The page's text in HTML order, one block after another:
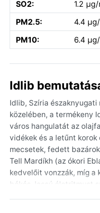
SO2:
1.2 µg/
PM2.5:
4.4
PM10:
6.4
Idlib
Idlib, Szíria
közelében, a termékeny
város hangulatát az
vidékek és a letűnt
mecsetek, fedett
Tell Mardíkh (az ókori
kedvelőit vonzzák, míg a
békés, lassú életritmust